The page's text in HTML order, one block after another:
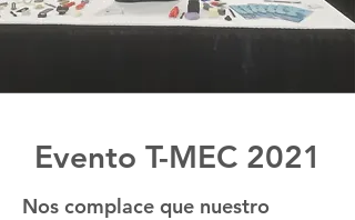
Evento T-MEC 2021
Nos complace que nuestro